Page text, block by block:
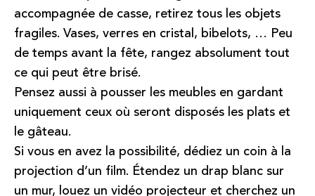
accompagnée de casse, retirez tous les objets
fragiles. Vases, verres en cristal, bibelots, … Peu
de temps avant la fête, rangez absolument tout
ce qui peut être brisé.
Pensez aussi à pousser les meubles en gardant
uniquement ceux où seront disposés les plats et
le gâteau.
Si vous en avez la possibilité, dédiez un coin à la
projection d’un film. Étendez un drap blanc sur
un mur, louez un vidéo projecteur et cherchez un